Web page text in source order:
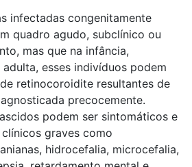
infectadas congenitamente
quadro agudo, subclínico ou
mas que na infância,
esses indivíduos podem
retinocoroidite resultantes de
precocemente.
podem ser sintomáticos e
graves como
hidrocefalia, microcefalia,